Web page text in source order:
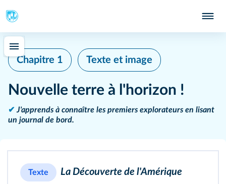
Chapitre 1 Texte et image
Nouvelle terre à l'horizon !
✔ J'apprends à connaître les premiers explorateurs en lisant
un journal de bord.
Texte La Découverte de l'Amérique